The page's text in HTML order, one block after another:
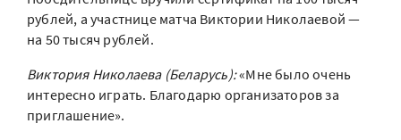
рублей, а участнице матча Виктории Николаевой —
на 50 тысяч рублей.
Виктория Николаева (Беларусь):«Мне было очень
интересно играть. Благодарю организаторов за
приглашение».